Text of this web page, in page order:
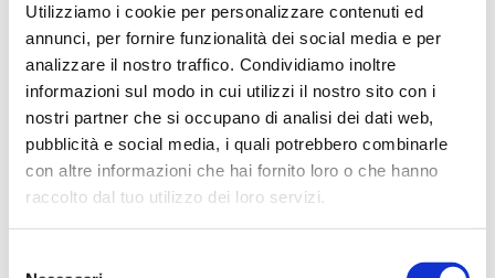
Utilizziamo i cookie per personalizzare contenuti ed
annunci, per fornire funzionalità dei social media e per
analizzare il nostro traffico. Condividiamo inoltre
informazioni sul modo in cui utilizzi il nostro sito con i
nostri partner che si occupano di analisi dei dati web,
pubblicità e social media, i quali potrebbero combinarle
con altre informazioni che hai fornito loro o che hanno
raccolto dal tuo utilizzo dei loro servizi.
Carta da filtro quantitativa, temprata - Mod. 2235